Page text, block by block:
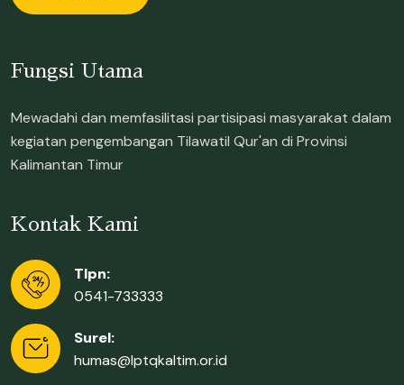
Fungsi Utama
Mewadahi dan memfasilitasi partisipasi masyarakat dalam
kegiatan pengembangan Tilawatil Qur'an di Provinsi
Kalimantan Timur
Kontak Kami
Tlpn:
0541-733333
Surel:
humas@lptqkaltim.or.id